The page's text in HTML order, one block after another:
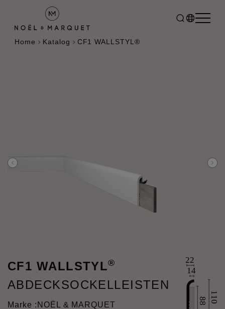
Home Katalog CF1 WALLSTYL®
CF1 WALLSTYL®
ABDECKSOCKELLEISTEN
Marke : NOËL & MARQUET